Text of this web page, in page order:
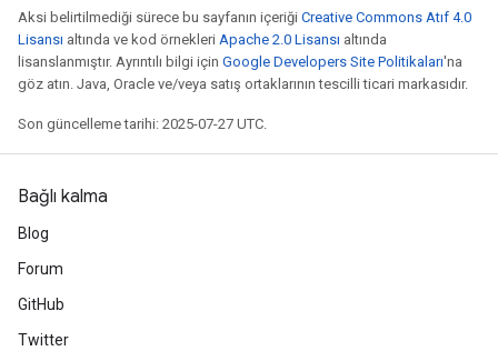
Aksi belirtilmediği sürece bu sayfanın içeriği Creative Commons Atıf 4.0
Lisansı altında ve kod örnekleri Apache 2.0 Lisansı altında
lisanslanmıştır. Ayrıntılı bilgi için Google Developers Site Politikaları'na
göz atın. Java, Oracle ve/veya satış ortaklarının tescilli ticari markasıdır.
Son güncelleme tarihi: 2025-07-27 UTC.
Bağlı kalma
Blog
Forum
GitHub
Twitter